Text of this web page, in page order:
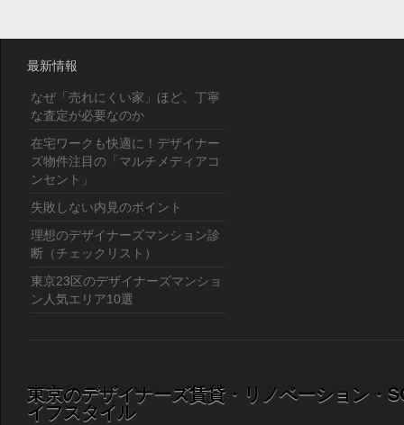
最新情報
なぜ「売れにくい家」ほど、丁寧
な査定が必要なのか
在宅ワークも快適に！デザイナー
ズ物件注目の「マルチメディアコ
ンセント」
失敗しない内見のポイント
理想のデザイナーズマンション診
断（チェックリスト）
東京23区のデザイナーズマンショ
ン人気エリア10選
東京のデザイナーズ賃貸・リノベーション・
イフスタイル